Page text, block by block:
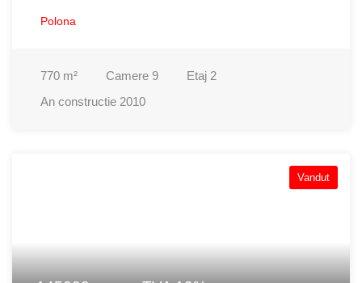
Polona
770 m² Camere 9 Etaj 2
An constructie 2010
Vandut